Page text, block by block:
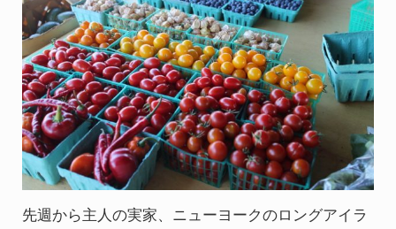
先週から主人の実家、ニューヨークのロングアイラ